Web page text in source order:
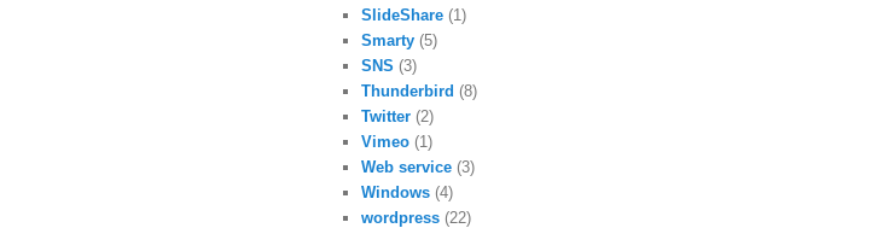
SlideShare (1)
Smarty (5)
SNS (3)
Thunderbird (8)
Twitter (2)
Vimeo (1)
Web service (3)
Windows (4)
wordpress (22)